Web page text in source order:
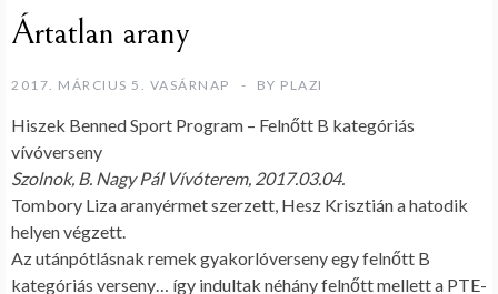
Ártatlan arany
2017. MÁRCIUS 5. VASÁRNAP BY PLAZI
Hiszek Benned Sport Program – Felnőtt B kategóriás
vívóverseny
Szolnok, B. Nagy Pál Vívóterem, 2017.03.04.
Tombory Liza aranyérmet szerzett, Hesz Krisztián a hatodik
helyen végzett.
Az utánpótlásnak remek gyakorlóverseny egy felnőtt B
kategóriás verseny… így indultak néhány felnőtt mellett a PTE-